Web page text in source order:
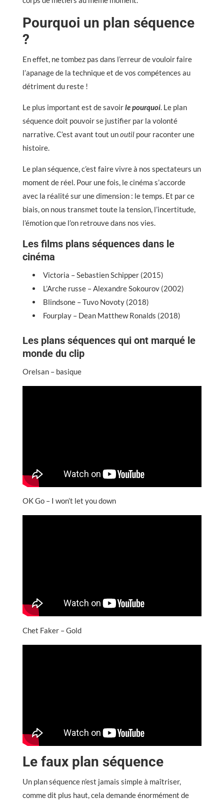
Pourquoi un plan séquence
?
En effet, ne tombez pas dans l’erreur de vouloir faire
l’apanage de la technique et de vos compétences au
détriment du reste !
Le plus important est de savoirle pourquoi. Le plan
séquence doit pouvoir se justifier par la volonté
narrative. C’est avant tout unoutilpour raconter une
histoire.
Le plan séquence, c’est faire vivre à nos spectateurs un
moment de réel. Pour une fois, le cinéma s’accorde
avec la réalité sur une dimension : le temps. Et par ce
biais, on nous transmet toute la tension, l’incertitude,
l’émotion que l’on retrouve dans nos vies.
Les films plans séquences dans le
cinéma
Victoria – Sebastien Schipper (2015)
L’Arche russe – Alexandre Sokourov (2002)
Blindsone – Tuvo Novoty (2018)
Fourplay – Dean Matthew Ronalds (2018)
Les plans séquences qui ont marqué le
monde du clip
Orelsan – basique
OK Go – I won’t let you down
Chet Faker – Gold
Le faux plan séquence
Un plan séquence n’est jamais simple à maîtriser,
comme dit plus haut, cela demande énormément de